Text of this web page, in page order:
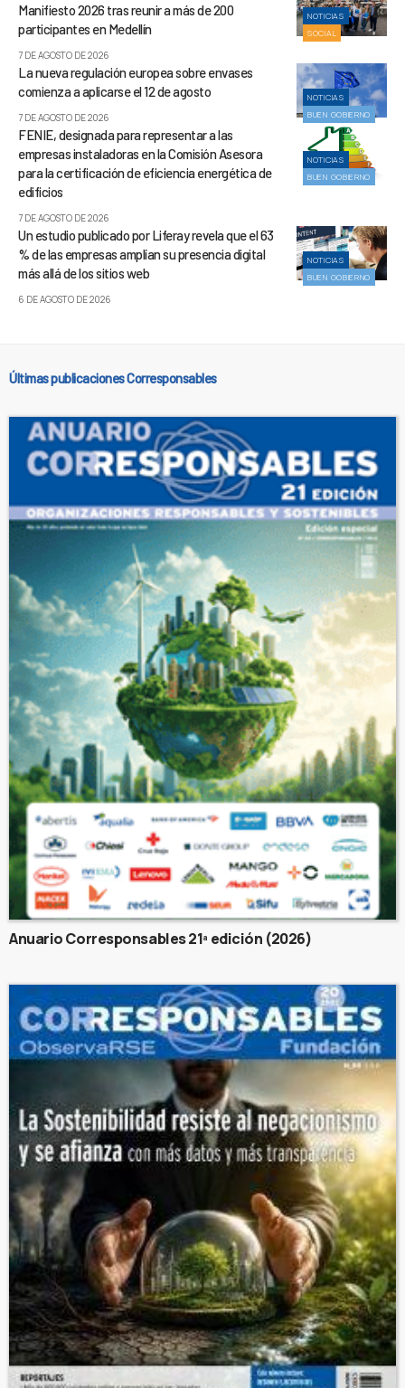
NOTICIAS
SOCIAL
Manifiesto 2026 tras reunir a más de 200
participantes en Medellín
7 DE AGOSTO DE 2026
NOTICIAS
BUEN GOBIERNO
La nueva regulación europea sobre envases
comienza a aplicarse el 12 de agosto
7 DE AGOSTO DE 2026
NOTICIAS
BUEN GOBIERNO
FENIE, designada para representar a las
empresas instaladoras en la Comisión Asesora
para la certificación de eficiencia energética de
edificios
7 DE AGOSTO DE 2026
NOTICIAS
BUEN GOBIERNO
Un estudio publicado por Liferay revela que el 63
% de las empresas amplían su presencia digital
más allá de los sitios web
6 DE AGOSTO DE 2026
Últimas publicaciones Corresponsables
Anuario Corresponsables 21ª edición (2026)